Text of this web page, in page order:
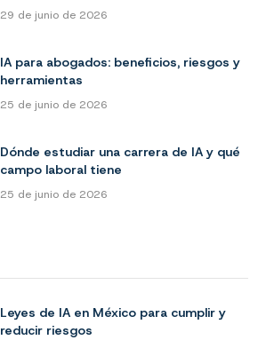
29 de junio de 2026
IA para abogados: beneficios, riesgos y
herramientas
25 de junio de 2026
Dónde estudiar una carrera de IA y qué
campo laboral tiene
25 de junio de 2026
Leyes de IA en México para cumplir y
reducir riesgos